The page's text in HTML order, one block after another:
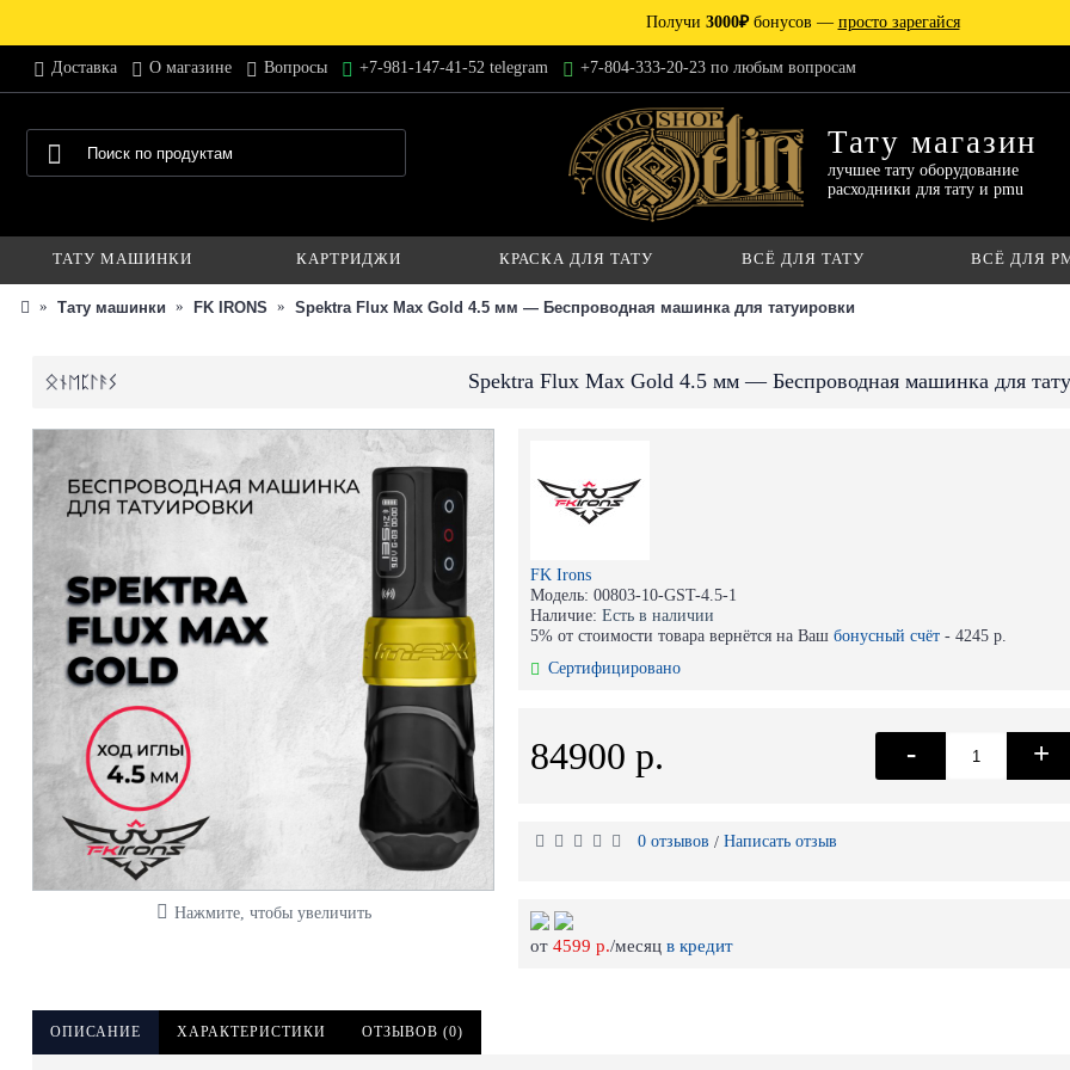
Получи 3000₽бонусов — просто зарегайся
Доставка О магазине Вопросы +7-981-147-41-52 telegram +7-804-333-20-23 по любым вопросам
Тату магазин
лучшее тату оборудование
расходники для тату и pmu
ТАТУ МАШИНКИ КАРТРИДЖИ КРАСКА ДЛЯ ТАТУ ВСЁ ДЛЯ ТАТУ ВСЁ ДЛЯ
Тату машинки FK IRONS Spektra Flux Max Gold 4.5 мм — Беспроводная машинка для татуировки
Spektra Flux Max Gold 4.5 мм — Беспроводная машинка для
Нажмите, чтобы увеличить
FK Irons
Модель: 00803-10-GST-4.5-1
Наличие: Есть в наличии
5% от стоимости товара вернётся на Ваш бонусный счёт - 4245 р.
Сертифицировано
84900 р. - +
0 отзывов / Написать отзыв
от 4599 р./месяц в кредит
ОПИСАНИЕ ХАРАКТЕРИСТИКИ ОТЗЫВОВ (0)